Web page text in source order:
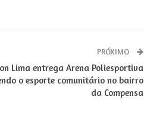
PRÓXIMO
Lima entrega Arena Poliesportiva
o esporte comunitário no bairro
da Compensa